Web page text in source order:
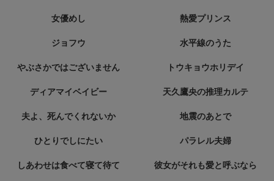
女優めし 熱愛プリンス
ジョフウ 水平線のうた
やぶさかではございません トウキョウホリデイ
ディアマイベイビー 天久鷹央の推理カルテ
夫よ、死んでくれないか 地震のあとで
ひとりでしにたい パラレル夫婦
しあわせは食べて寝て待て 彼女がそれも愛と呼ぶなら